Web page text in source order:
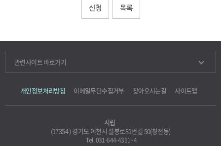
신청 목록
개인정보처리방침 이메일무단수집거부 찾아오시는길 사이트맵
시립
(17354 ) 경기도 이천시 설봉로81번길 50(창전동)
Tel. 031-644-4351~4
관련사이트 바로가기